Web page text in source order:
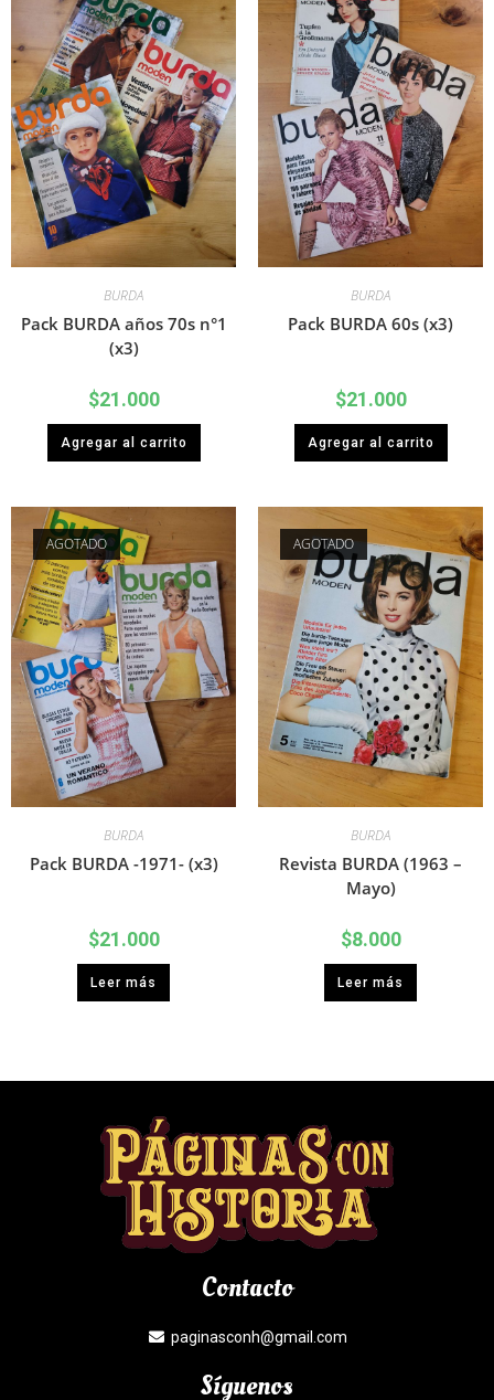
BURDA
Pack BURDA años 70s n°1
(x3)
$21.000
Agregar al carrito
BURDA
Pack BURDA 60s (x3)
$21.000
Agregar al carrito
AGOTADO
BURDA
Pack BURDA -1971- (x3)
$21.000
Leer más
AGOTADO
BURDA
Revista BURDA (1963 –
Mayo)
$8.000
Leer más
Contacto
paginasconh@gmail.com
Síguenos